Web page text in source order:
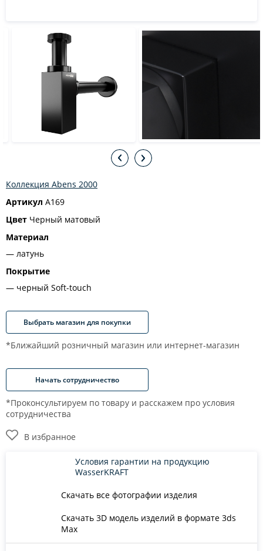
Коллекция Abens 2000
Артикул A169
Цвет Черный матовый
Материал
латунь
Покрытие
черный Soft-touch
Выбрать магазин для покупки
*Ближайший розничный магазин или интернет-магазин
Начать сотрудничество
*Проконсультируем по товару и расскажем про условия
сотрудничества
В избранное
Скачать все фотографии изделия
Скачать 3D модель изделий в формате 3ds
Max
Условия гарантии на продукцию
WasserKRAFT